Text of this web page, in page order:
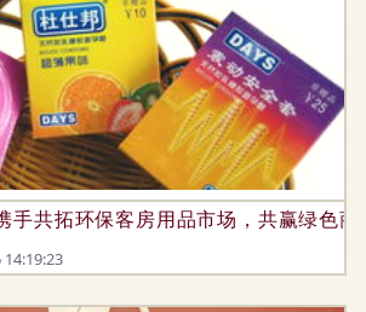
手共拓环保客房用品市场，共赢绿色商